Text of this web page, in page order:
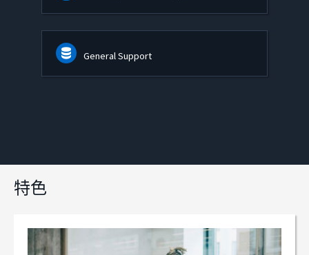
General Support
特色